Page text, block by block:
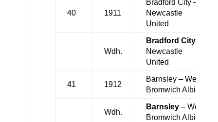
40 1911
Bradford City –
Newcastle
United
Wdh.
Bradford City–
Newcastle
United
41 1912
Barnsley – West
Bromwich Albion
Wdh.
Barnsley– West
Bromwich Albion